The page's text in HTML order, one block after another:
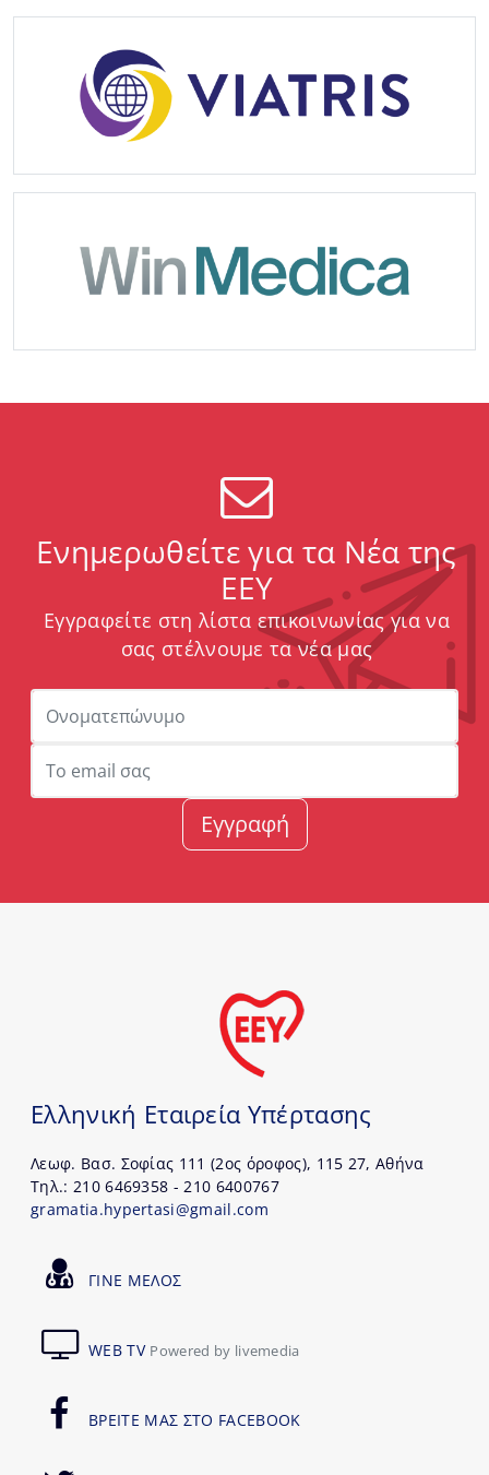
Ενημερωθείτε για τα Νέα της
ΕΕΥ
Εγγραφείτε στη λίστα επικοινωνίας για να
σας στέλνουμε τα νέα μας
Εγγραφή
Ελληνική Εταιρεία Υπέρτασης
Λεωφ. Βασ. Σοφίας 111 (2ος όροφος), 115 27, Αθήνα
Τηλ.: 210 6469358 - 210 6400767
gramatia.hypertasi@gmail.com
ΓΙΝΕ ΜΕΛΟΣ
WEB TV Powered by livemedia
ΒΡΕΙΤΕ ΜΑΣ ΣΤΟ FACEBOOK